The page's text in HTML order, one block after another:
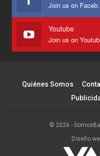
Join
Youtube
Join us on
Quiénes Somos
© 2026 -
Diseño